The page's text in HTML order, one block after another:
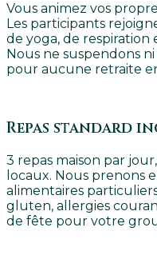
Vous animez vos
Les participants
de yoga, de respiration
Nous ne suspendons
pour aucune retraite
Repas standard
3 repas maison par
locaux. Nous prenons
alimentaires
gluten, allergies
de fête pour votre